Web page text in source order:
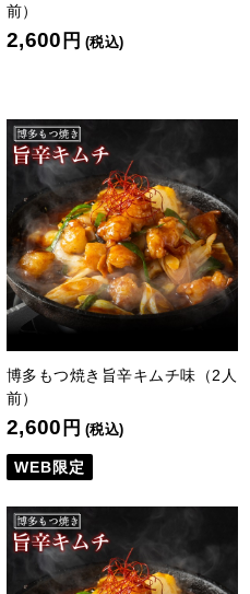
前）
2,600 円 (税込)
博多もつ焼き旨辛キムチ味（2人
前）
2,600 円 (税込)
WEB限定